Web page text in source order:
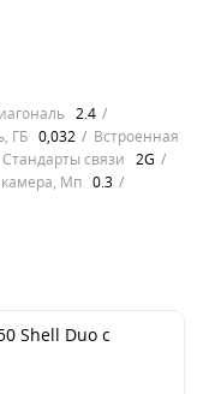
2.4
ГБ 0,032
Встроенная
Стандарты связи 2G
Мп 0.3
Shell Duo с